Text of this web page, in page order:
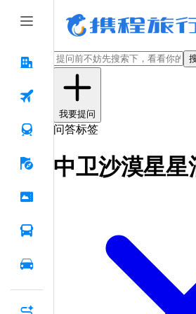
我要提问
问答标签
中卫沙漠星星